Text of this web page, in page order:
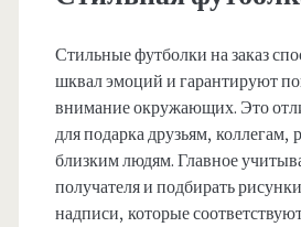
Стильные футболки на заказ
шквал эмоций и гарантируют
внимание окружающих. Это
для подарка друзьям, коллегам,
близким людям. Главное
получателя и подбирать
надписи, которые